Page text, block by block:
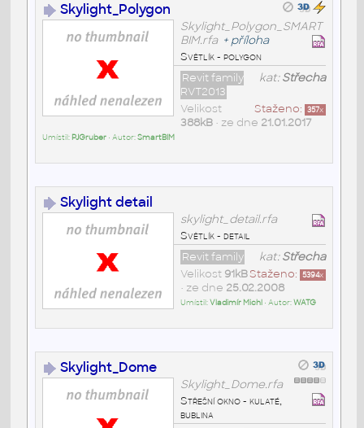
Skylight_Polygon
Skylight_Polygon_SMART
BIM.rfa + příloha
Světlík - polygon
kat:Střecha
Revit family
RVT2013
Staženo: 357x
Velikost
388kB• ze dne 21.01.2017
Umístil: PJGruber• Autor:SmartBIM
Skylight detail
skylight_detail.rfa
Světlík - detail
kat:Střecha
Revit family
Staženo: 5394x
Velikost 91kB
• ze dne 25.02.2008
Umístil:Vladimír Michl • Autor:WATG
Skylight_Dome
Skylight_Dome.rfa
Střešní okno - kulaté,
bublina